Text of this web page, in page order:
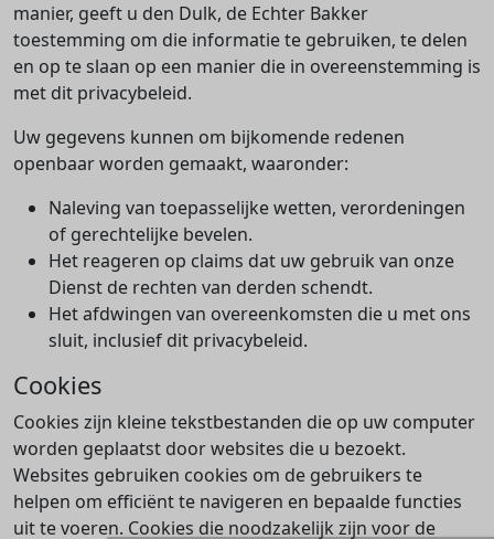
manier, geeft u den Dulk, de Echter Bakker
toestemming om die informatie te gebruiken, te delen
en op te slaan op een manier die in overeenstemming is
met dit privacybeleid.
Uw gegevens kunnen om bijkomende redenen
openbaar worden gemaakt, waaronder:
Naleving van toepasselijke wetten, verordeningen
of gerechtelijke bevelen.
Het reageren op claims dat uw gebruik van onze
Dienst de rechten van derden schendt.
Het afdwingen van overeenkomsten die u met ons
sluit, inclusief dit privacybeleid.
Cookies
Cookies zijn kleine tekstbestanden die op uw computer
worden geplaatst door websites die u bezoekt.
Websites gebruiken cookies om de gebruikers te
helpen om efficiënt te navigeren en bepaalde functies
uit te voeren. Cookies die noodzakelijk zijn voor de